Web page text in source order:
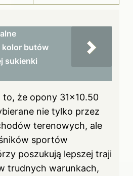
kolor butów
sukienki
że opony 31×10.50
nie tylko przez
terenowych, ale
sportów
poszukują lepszej traji
trudnych warunkach,